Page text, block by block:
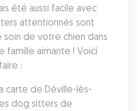
été aussi facile avec
attentionnés sont
de votre chien dans
famille aimante ! Voici
:
carte de Déville-lès-
dog sitters de